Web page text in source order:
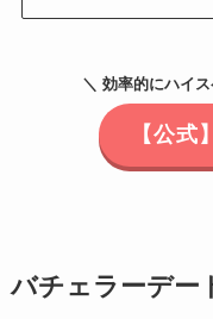
＼ 効率的にハイ
【公式
バチェラーデー